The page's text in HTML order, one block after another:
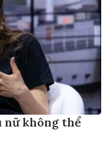
nữ không thể